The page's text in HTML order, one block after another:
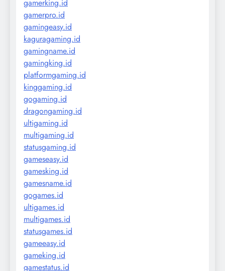
gamerking.id
gamerpro.id
gamingeasy.id
kaguragaming.id
gamingname.id
gamingking.id
platformgaming.id
kinggaming.id
gogaming.id
dragongaming.id
ultigaming.id
multigaming.id
statusgaming.id
gameseasy.id
gamesking.id
gamesname.id
gogames.id
ultigames.id
multigames.id
statusgames.id
gameeasy.id
gameking.id
gamestatus.id